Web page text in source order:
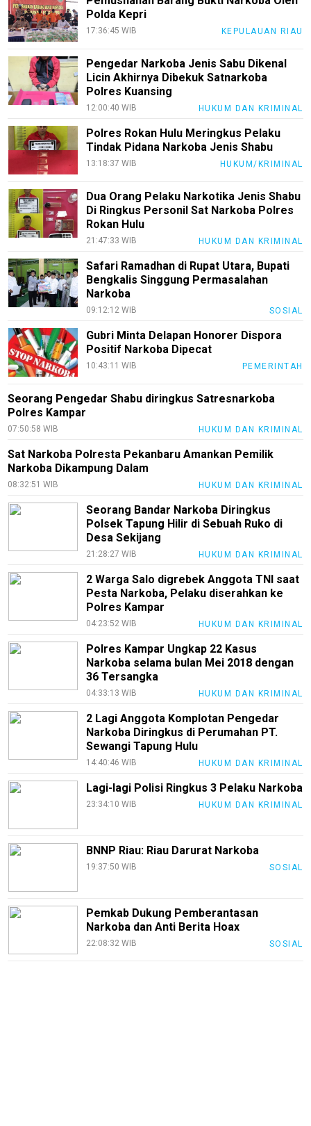
Polda Kepri
17:36:45 WIB KEPULAUAN RIAU
Pengedar Narkoba Jenis Sabu Dikenal
Licin Akhirnya Dibekuk Satnarkoba
Polres Kuansing
12:00:40 WIB HUKUM DAN KRIMINAL
Polres Rokan Hulu Meringkus Pelaku
Tindak Pidana Narkoba Jenis Shabu
13:18:37 WIB HUKUM/KRIMINAL
Dua Orang Pelaku Narkotika Jenis Shabu
Di Ringkus Personil Sat Narkoba Polres
Rokan Hulu
21:47:33 WIB HUKUM DAN KRIMINAL
Safari Ramadhan di Rupat Utara, Bupati
Bengkalis Singgung Permasalahan
Narkoba
09:12:12 WIB SOSIAL
Gubri Minta Delapan Honorer Dispora
Positif Narkoba Dipecat
10:43:11 WIB PEMERINTAH
Seorang Pengedar Shabu diringkus Satresnarkoba
Polres Kampar
07:50:58 WIB HUKUM DAN KRIMINAL
Sat Narkoba Polresta Pekanbaru Amankan Pemilik
Narkoba Dikampung Dalam
08:32:51 WIB HUKUM DAN KRIMINAL
Seorang Bandar Narkoba Diringkus
Polsek Tapung Hilir di Sebuah Ruko di
Desa Sekijang
21:28:27 WIB HUKUM DAN KRIMINAL
2 Warga Salo digrebek Anggota TNI saat
Pesta Narkoba, Pelaku diserahkan ke
Polres Kampar
04:23:52 WIB HUKUM DAN KRIMINAL
Polres Kampar Ungkap 22 Kasus
Narkoba selama bulan Mei 2018 dengan
36 Tersangka
04:33:13 WIB HUKUM DAN KRIMINAL
2 Lagi Anggota Komplotan Pengedar
Narkoba Diringkus di Perumahan PT.
Sewangi Tapung Hulu
14:40:46 WIB HUKUM DAN KRIMINAL
Lagi-lagi Polisi Ringkus 3 Pelaku Narkoba
23:34:10 WIB HUKUM DAN KRIMINAL
BNNP Riau: Riau Darurat Narkoba
19:37:50 WIB SOSIAL
Pemkab Dukung Pemberantasan
Narkoba dan Anti Berita Hoax
22:08:32 WIB SOSIAL
Karir
pendidikan
Kode
Etik
Internal
Disclaimer
Tentang
Kami
Pedoman
Media
Siber
Redaksi
Index
All